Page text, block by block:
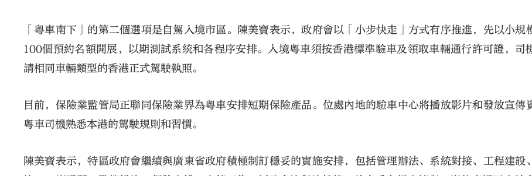
「粵車南下」的第二個選項是自駕入境市區。陳美寶表示，政府會以「小步快走」方式有序推進，先以小規
100個預約名額開展，以期測試系統和各程序安排。入境粵車須按香港標準驗車及領取車輛通行許可證，司
請相同車輛類型的香港正式駕駛執照。
目前，保險業監管局正聯同保險業界為粵車安排短期保險產品。位處內地的驗車中心將播放影片和發放宣傳
粵車司機熟悉本港的駕駛規則和習慣。
陳美寶表示，特區政府會繼續與廣東省政府積極制訂穩妥的實施安排，包括管理辦法、系統對接、工程建設